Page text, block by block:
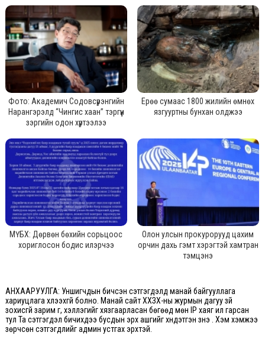
Фото: Академич Содовсүрэнгийн
Нарангэрэлд “Чингис хаан” тэргүүн
зэргийн одон хүртээлээ
Ерөө сумаас 1800 жилийн өмнөх
язгууртны бунхан олджээ
МҮБХ: Дөрвөн бөхийн сорьцоос
хориглосон бодис илэрчээ
Олон улсын прокурорууд цахим
орчин дахь гэмт хэрэгтэй хамтран
тэмцэнэ
АНХААРУУЛГА: Уншигчдын бичсэн сэтгэгдэлд манай байгууллага
хариуцлага хүлээхгүй болно. Манай сайт ХХЗХ-ны журмын дагуу зүй
зохисгүй зарим үг, хэллэгийг хязгаарласан бөгөөд мөн IP хаяг ил гарсан
тул Та сэтгэгдэл бичихдээ бусдын эрх ашгийг хүндэтгэн үзнэ үү. Хэм хэмжээ
зөрчсөн сэтгэгдлийг админ устгах эрхтэй.